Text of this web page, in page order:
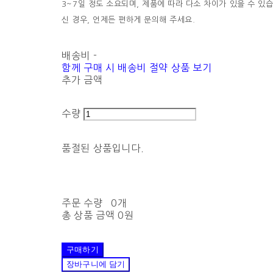
3~7일 정도 소요되며, 제품에 따라 다소 차이가 있을 수 있
신 경우, 언제든 편하게 문의해 주세요.
배송비 -
함께 구매 시 배송비 절약 상품 보기
추가 금액
수량
품절된 상품입니다.
주문 수량
0개
총 상품 금액 0원
구매하기
장바구니에 담기